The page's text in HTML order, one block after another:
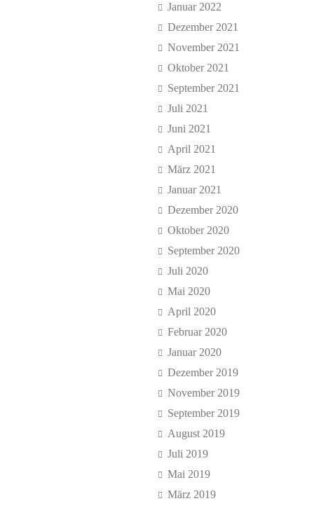
Januar 2022
Dezember 2021
November 2021
Oktober 2021
September 2021
Juli 2021
Juni 2021
April 2021
März 2021
Januar 2021
Dezember 2020
Oktober 2020
September 2020
Juli 2020
Mai 2020
April 2020
Februar 2020
Januar 2020
Dezember 2019
November 2019
September 2019
August 2019
Juli 2019
Mai 2019
März 2019